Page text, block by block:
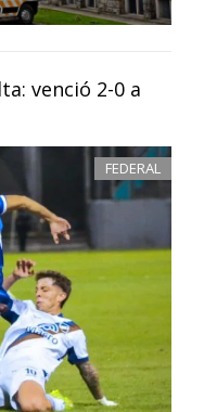
venció 2-0 a
FEDERAL